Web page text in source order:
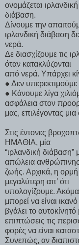
ονομάζεται ιρλανδική
διάβαση.
Δίνουμε την
ιρλανδική διάβαση
νερά.
Δε διασχίζουμε τις
όταν κατακλύζονται
από νερά. Υπάρχει
● Δεν υπερεκτιμούμε
● Κάνουμε λίγα
ασφάλεια στον
μας, επιλέγοντας
Στις έντονες
ΗΜΑΘΙΑ, μία
“ιρλανδική διάβαση”
απώλεια ανθρώπινης
ζωής. Αρχικά, η ορμή
μεγαλύτερη απ’ ότι
υπολογίζουμε.
μπορεί να είναι
βγάλει το
επιπτώσεις τις
φορές να είναι
Συνεπώς, αν